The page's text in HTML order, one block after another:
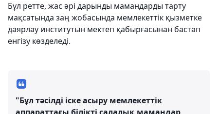
Бұл ретте, жас әрі дарынды мамандарды тарту
мақсатында заң жобасында мемлекеттік қызметке
даярлау институтын мектеп қабырғасынан бастап
енгізу көзделеді.
"Бұл тәсілді іске асыру мемлекеттік